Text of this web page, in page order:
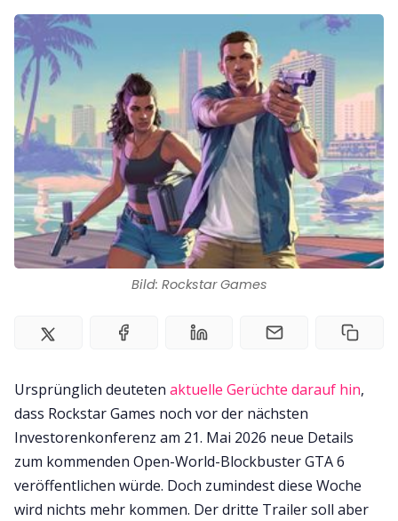
Kontakt
Impressum
Bild: Rockstar Games
Ursprünglich deuteten aktuelle Gerüchte darauf hin,
dass Rockstar Games noch vor der nächsten
Investorenkonferenz am 21. Mai 2026 neue Details
zum kommenden Open-World-Blockbuster GTA 6
veröffentlichen würde. Doch zumindest diese Woche
wird nichts mehr kommen. Der dritte Trailer soll aber